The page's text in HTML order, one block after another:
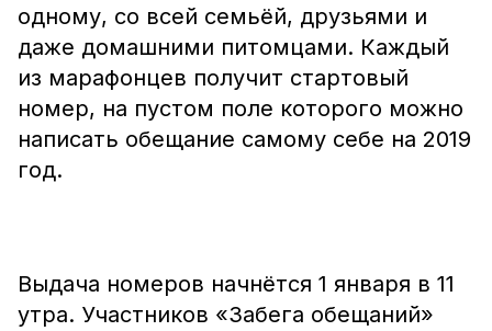
одному, со всей семьёй, друзьями и
даже домашними питомцами. Каждый
из марафонцев получит стартовый
номер, на пустом поле которого можно
написать обещание самому себе на 2019
год.
Выдача номеров начнётся 1 января в 11
утра. Участников «Забега обещаний»